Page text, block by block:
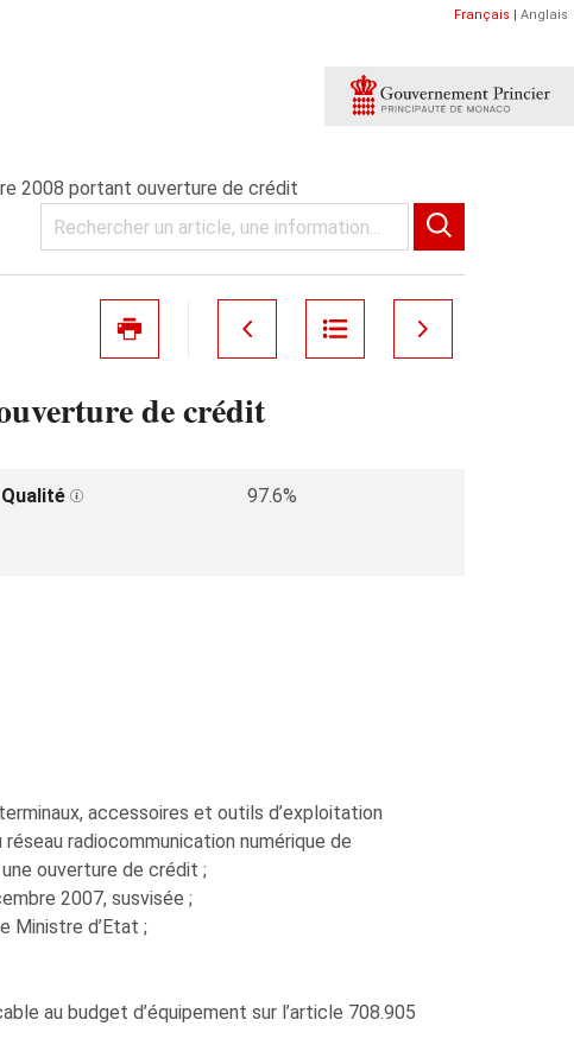
Français | Anglais
2008 portant ouverture de crédit
de crédit
Qualité
97.6%
accessoires et outils d’exploitation
radiocommunication numérique de
ouverture de crédit ;
2007, susvisée ;
Ministre d’Etat ;
au budget d’équipement sur l’article 708.905